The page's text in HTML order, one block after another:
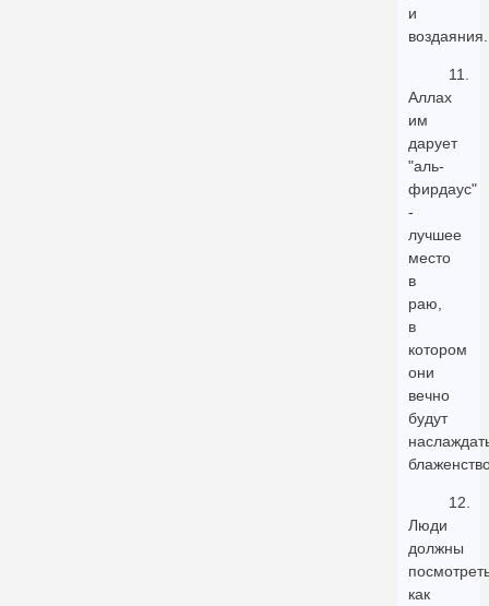
и
воздаяния.
11.
Аллах
им
дарует
"аль-
фирдаус"
-
лучшее
место
в
раю,
в
котором
они
вечно
будут
12.
Люди
должны
как